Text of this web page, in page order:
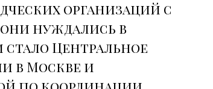
организаций с
они нуждались в
Центральное
в Москве и